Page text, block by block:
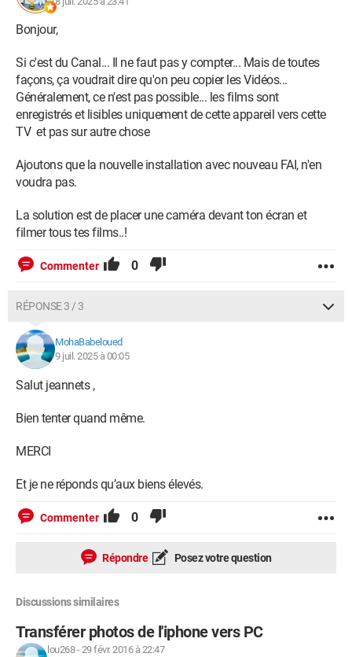
Bonjour,
Si c'est du Canal... Il ne faut pas y compter... Mais de toutes
façons, ça voudrait dire qu'on peu copier les Vidéos...
Généralement, ce n'est pas possible... les films sont
enregistrés et lisibles uniquement de cette appareil vers cette
TV et pas sur autre chose
Ajoutons que la nouvelle installation avec nouveau FAI, n'en
voudra pas.
La solution est de placer une caméra devant ton écran et
filmer tous tes films..!
Commenter 0
RÉPONSE 3 / 3
MohaBabeloued
9 juil. 2025 à 00:05
Salut jeannets ,
Bien tenter quand même.
MERCI
Et je ne réponds qu’aux biens élevés.
Commenter 0
Répondre Posez votre question
Discussions similaires
Transférer photos de l'iphone vers PC
lou268-29 févr. 2016 à 22:47